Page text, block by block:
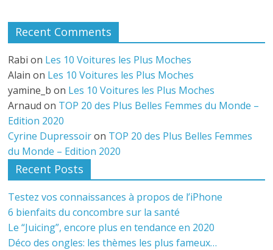
Recent Comments
Rabi on Les 10 Voitures les Plus Moches
Alain on Les 10 Voitures les Plus Moches
yamine_b on Les 10 Voitures les Plus Moches
Arnaud on TOP 20 des Plus Belles Femmes du Monde –
Edition 2020
Cyrine Dupressoiron TOP 20 des Plus Belles Femmes
du Monde – Edition 2020
Recent Posts
Testez vos connaissances à propos de l’iPhone
6 bienfaits du concombre sur la santé
Le “Juicing”, encore plus en tendance en 2020
Déco des ongles: les thèmes les plus fameux…